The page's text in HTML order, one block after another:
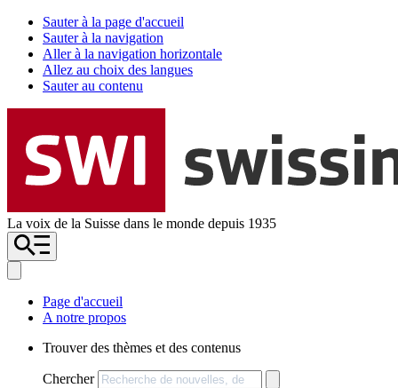
Sauter à la page d'accueil
Sauter à la navigation
Aller à la navigation horizontale
Allez au choix des langues
Sauter au contenu
La voix de la Suisse dans le monde depuis 1935
Page d'accueil
A notre propos
Trouver des thèmes et des contenus
Chercher